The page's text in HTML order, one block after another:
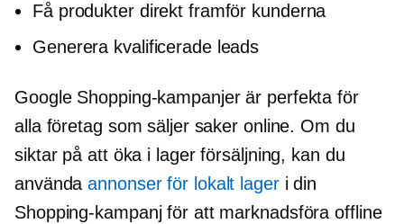
Få produkter direkt framför kunderna
Generera kvalificerade leads
Google Shopping-kampanjer är perfekta för
alla företag som säljer saker online. Om du
siktar på att öka i lagerförsäljning, kan du
användaannonser för lokalt lageri din
Shopping-kampanj för att marknadsföra offline